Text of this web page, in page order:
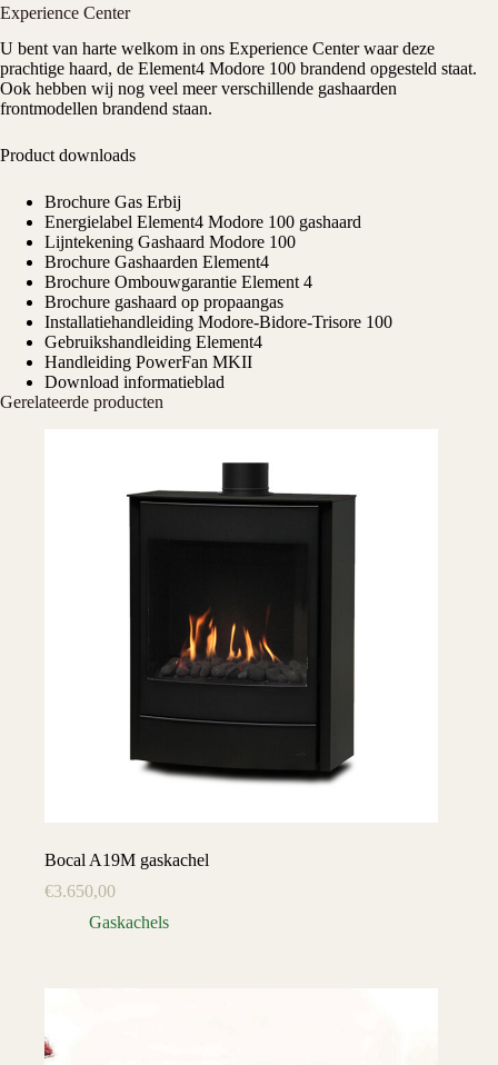
Experience Center
U bent van harte welkom in ons Experience Centerwaar deze
prachtige haard, de Element4 Modore 100 brandend opgesteld staat.
Ook hebben wij nog veel meer verschillende gashaarden
frontmodellen brandend staan.
Product downloads
Brochure Gas Erbij
Energielabel Element4 Modore 100 gashaard
Lijntekening Gashaard Modore 100
Brochure Gashaarden Element4
Brochure Ombouwgarantie Element 4
Brochure gashaard op propaangas
Installatiehandleiding Modore-Bidore-Trisore 100
Gebruikshandleiding Element4
Handleiding PowerFan MKII
Download informatieblad
Gerelateerde producten
Bocal A19M gaskachel
€3.650,00
Gaskachels